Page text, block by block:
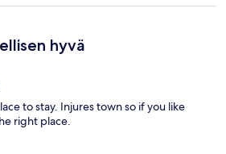
hyvä
to stay. Injures town so if you like
right place.